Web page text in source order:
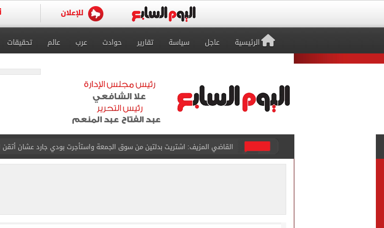
الرئيسية عاجل سياسة تقارير حوادث عرب عالم تحقيقات
برشلونة يطرح تذاكر مواجهة الأهلي على كأس خوان جامبر
طرابزون سبور ينفي الحجز على مستحقات محمد صلاح
الأهلي ينهي مرانه الأول فى معسكر إسبانيا.. جلسة عموتة وفقرة بدنية.. صور